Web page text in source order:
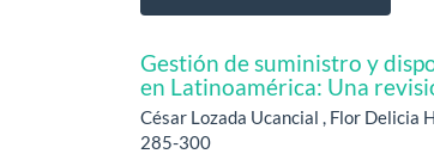
Gestión de suministro y
en Latinoamérica: Una
César Lozada Ucancial , Flor Delicia
285-300